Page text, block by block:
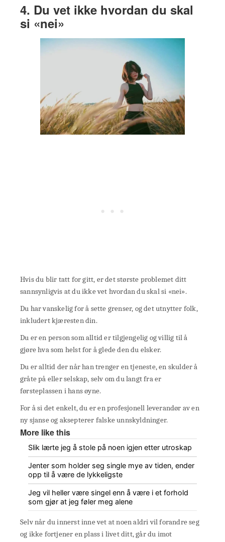
4. Du vet ikke hvordan du skal
si «nei»
Hvis du blir tatt for gitt, er det største problemet ditt
sannsynligvis at du ikke vet hvordan du skal si «nei».
Du har vanskelig for å sette grenser, og det utnytter folk,
inkludert kjæresten din.
Du er en person som alltid er tilgjengelig og villig til å
gjøre hva som helst for å glede den du elsker.
Du er alltid der når han trenger en tjeneste, en skulder å
gråte på eller selskap, selv om du langt fra er
førsteplassen i hans øyne.
For å si det enkelt, du er en profesjonell leverandør av en
ny sjanse og aksepterer falske unnskyldninger.
More like this
Slik lærte jeg å stole på noen igjen etter utroskap
Jenter som holder seg single mye av tiden, ender
opp til å være de lykkeligste
Jeg vil heller være singel enn å være i et forhold
som gjør at jeg føler meg alene
Selv når du innerst inne vet at noen aldri vil forandre seg
og ikke fortjener en plass i livet ditt, går du imot